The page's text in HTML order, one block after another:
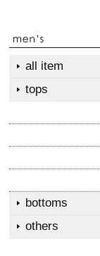
all item
tops
bottoms
others